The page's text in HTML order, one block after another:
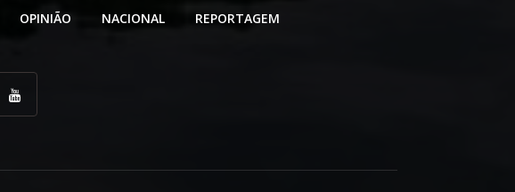
OPINIÃO NACIONAL REPORTAGEM